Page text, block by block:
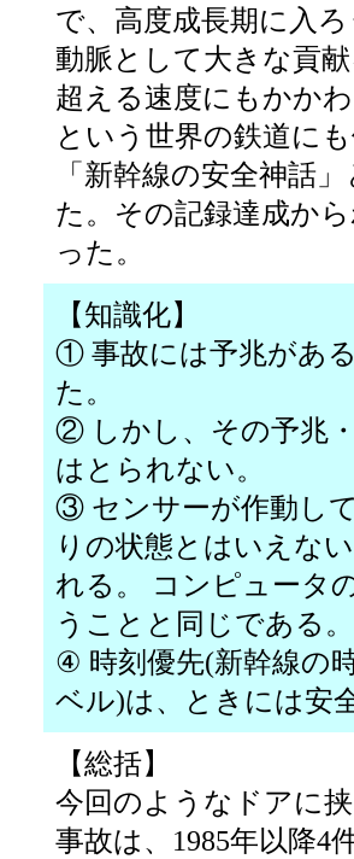
で、高度成長期に入
動脈として大きな貢
超える速度にもかか
という世界の鉄道に
「新幹線の安全神話
た。その記録達成か
った。
【知識化】
① 事故には予兆があ
た。
② しかし、その予兆
はとられない。
③ センサーが作動し
りの状態とはいえな
れる。 コンピュータ
うことと同じである。
④ 時刻優先(新幹線の
ベル)は、ときには安
【総括】
今回のようなドアに
事故は、1985年以降4